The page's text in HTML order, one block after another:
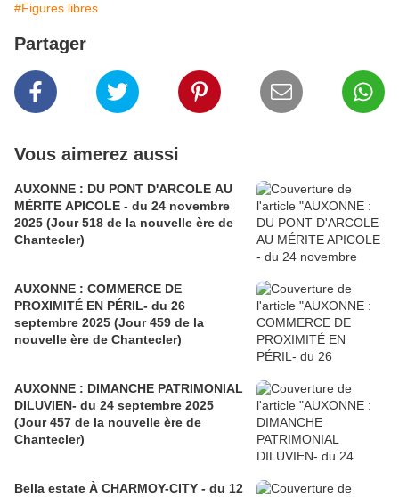
#Figures libres
Partager
Vous aimerez aussi
AUXONNE : DU PONT D'ARCOLE AU
MÉRITE APICOLE - du 24 novembre
2025 (Jour 518 de la nouvelle ère de
Chantecler)
AUXONNE : COMMERCE DE
PROXIMITÉ EN PÉRIL- du 26
septembre 2025 (Jour 459 de la
nouvelle ère de Chantecler)
AUXONNE : DIMANCHE PATRIMONIAL
DILUVIEN- du 24 septembre 2025
(Jour 457 de la nouvelle ère de
Chantecler)
Bella estate À CHARMOY-CITY - du 12